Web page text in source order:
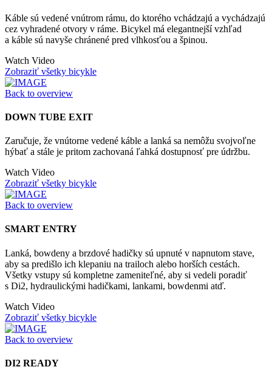
Káble sú vedené vnútrom rámu, do ktorého vchádzajú a vychádzajú
cez vyhradené otvory v ráme. Bicykel má elegantnejší vzhľad
a káble sú navyše chránené pred vlhkosťou a špinou.
Watch Video
Zobraziť všetky bicykle
Back to overview
DOWN TUBE EXIT
Zaručuje, že vnútorne vedené káble a lanká sa nemôžu svojvoľne
hýbať a stále je pritom zachovaná ľahká dostupnosť pre údržbu.
Watch Video
Zobraziť všetky bicykle
Back to overview
SMART ENTRY
Lanká, bowdeny a brzdové hadičky sú upnuté v napnutom stave,
aby sa predišlo ich klepaniu na trailoch alebo horších cestách.
Všetky vstupy sú kompletne zameniteľné, aby si vedeli poradiť
s Di2, hydraulickými hadičkami, lankami, bowdenmi atď.
Watch Video
Zobraziť všetky bicykle
Back to overview
DI2 READY